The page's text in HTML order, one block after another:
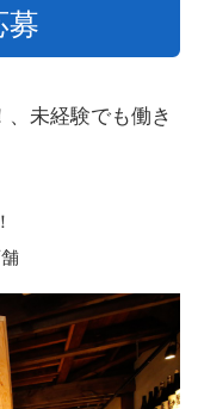
未経験でも働き